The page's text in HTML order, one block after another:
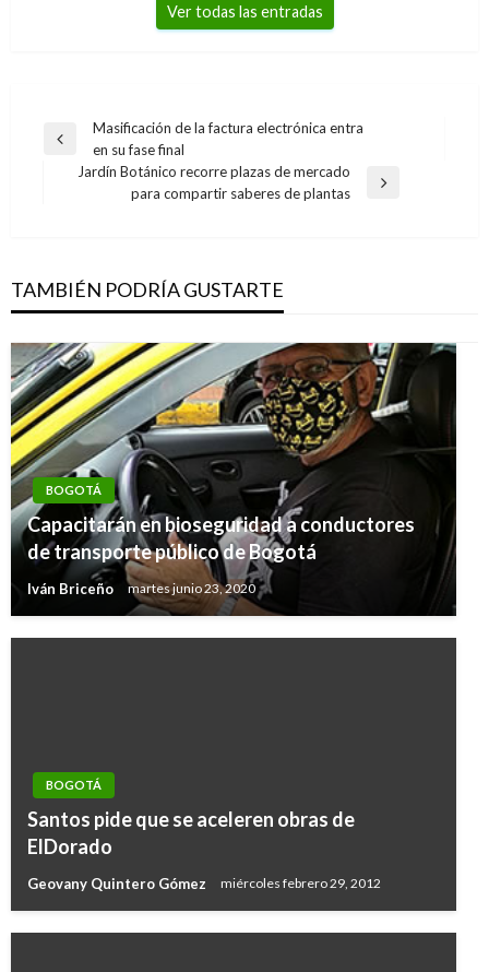
Ver todas las entradas
Navegación
Entrada
anterior
Masificación de la factura electrónica entra
en su fase final
Jardín Botánico recorre plazas de mercado
para compartir saberes de plantas
TAMBIÉN PODRÍA GUSTARTE
BOGOTÁ
Capacitarán en bioseguridad a conductores
de transporte público de Bogotá
Iván Briceño martes junio 23, 2020
BOGOTÁ
Santos pide que se aceleren obras de
ElDorado
Geovany Quintero Gómez miércoles febrero 29, 2012